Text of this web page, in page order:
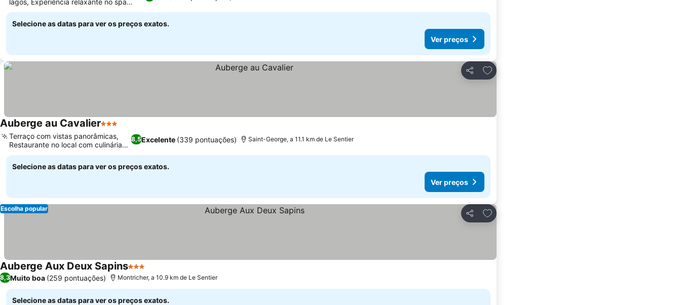
lagos, Experiência relaxante no spa
Nautilus
Selecione as datas para ver os preços exatos.
Ver preços
Partilhar
Adicionar aos favoritos
Auberge au Cavalier3 Estrelas
8,5Excelente (339 pontuações)
Terraço com vistas panorâmicas,
Restaurante no local com culinária
local
Saint-George, a 11.1 km de Le Sentier
Selecione as datas para ver os preços exatos.
Ver preços
Partilhar
Adicionar aos favoritos
Escolha popular
Auberge Aux Deux Sapins3 Estrelas
8,3Muito boa (259 pontuações) Montricher, a 10.9 km de Le Sentier
Selecione as datas para ver os preços exatos.